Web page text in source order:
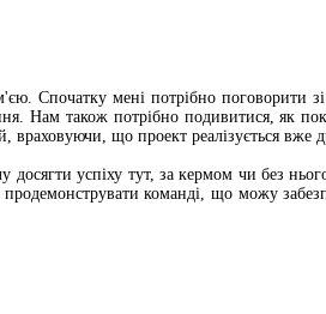
Спочатку мені потрібно поговорити
Нам також потрібно подивитися, як
що проект реалізується вже
успіху тут, за кермом чи без
команді, що можу